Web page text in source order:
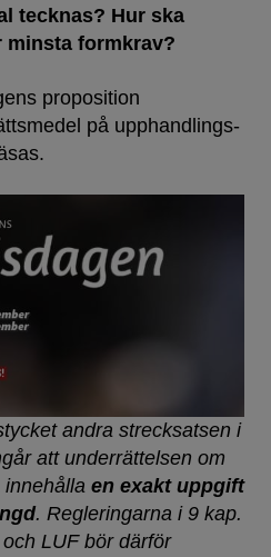
tecknas? Hur ska
minsta formkrav?
propo­sition
på upphandlings­
andra strecksatsen i
att under­rät­telsen om
innehålla en exakt uppgift
. Regleringarna i 9 kap.
LUF bör därför